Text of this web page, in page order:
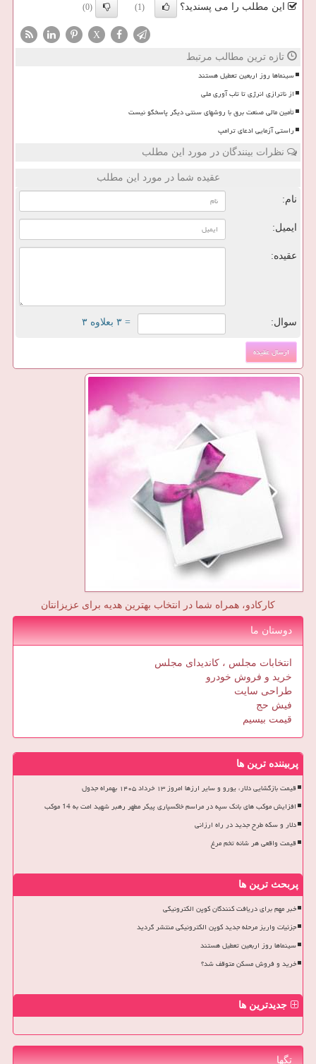
این مطلب را می پسندید؟ (1)
(0)
X
تازه ترین مطالب مرتبط
سینماها روز اربعین تعطیل هستند
از ناترازی انرژی تا تاب آوری ملی
تأمین مالی صنعت برق با روشهای سنتی دیگر پاسخگو نیست
راستی آزمایی ادعای ترامپ
نظرات بینندگان در مورد این مطلب
عقیده شما در مورد این مطلب
نام:
ایمیل:
عقیده:
سوال: = ۳ بعلاوه ۳
کارکادو، همراه شما در انتخاب بهترین هدیه برای عزیزانتان
دوستان ما
انتخابات مجلس ، کاندیدای مجلس
خرید و فروش خودرو
طراحی سایت
فیش حج
قیمت بیسیم
پربیننده ترین ها
قیمت بازگشایی دلار، یورو و سایر ارزها امروز ۱۳ خرداد ۱۴۰۵ بهمراه جدول
افزایش موکب های بانک سپه در مراسم خاکسپاری پیکر مطهر رهبر شهید امت به 14 موکب
دلار و سکه طرح جدید در راه ارزانی
قیمت واقعی هر شانه تخم مرغ
پربحث ترین ها
خبر مهم برای دریافت کنندگان کوپن الکترونیکی
جزئیات واریز مرحله جدید کوپن الکترونیکی منتشر گردید
سینماها روز اربعین تعطیل هستند
خرید و فروش مسکن متوقف شد؟
جدیدترین ها
تگها